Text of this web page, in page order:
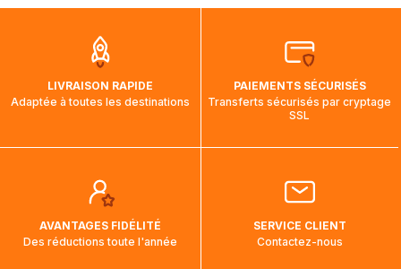
aura touché terre.
LIVRAISON RAPIDE
Adaptée à toutes les destinations
PAIEMENTS SÉCURISÉS
Transferts sécurisés par cryptage
SSL
AVANTAGES FIDÉLITÉ
Des réductions toute l'année
SERVICE CLIENT
Contactez-nous